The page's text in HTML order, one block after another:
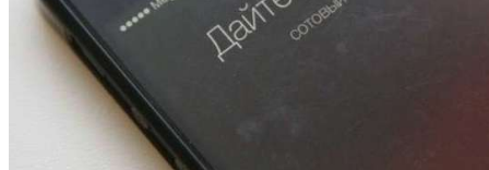
18:39
В Красноармейском районе Волгограда стартует
конкурс на ремонт моста через Волго‑Донской
судоходный канал